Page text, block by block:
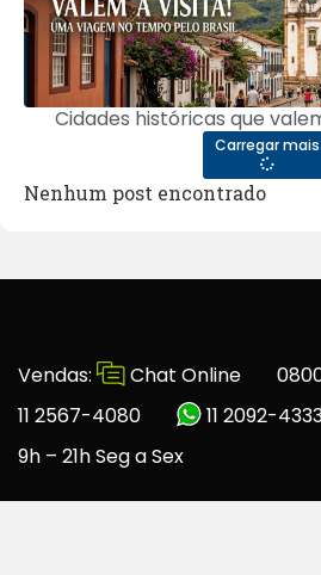
Cidades históricas que
Carregar mais
Nenhum post encontrado
Vendas: Chat Online
11 2567-4080
11 2092-
9h – 21h Seg a Sex